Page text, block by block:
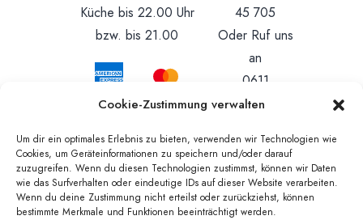
Cookie-Zustimmung verwalten
Um dir ein optimales Erlebnis zu bieten, verwenden wir Technologien wie
Cookies, um Geräteinformationen zu speichern und/oder darauf
zuzugreifen. Wenn du diesen Technologien zustimmst, können wir Daten
wie das Surfverhalten oder eindeutige IDs auf dieser Website verarbeiten.
Wenn du deine Zustimmung nicht erteilst oder zurückziehst, können
bestimmte Merkmale und Funktionen beeinträchtigt werden.
Küche bis 22.00 Uhr
bzw. bis 21.00
45 705
Oder Ruf uns
an
0611
88020158